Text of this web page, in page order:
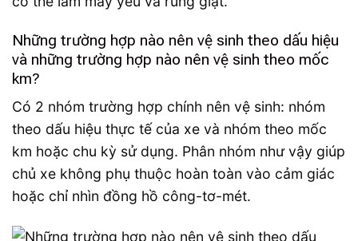
Những trường hợp nào nên vệ sinh theo dấu hiệu
và những trường hợp nào nên vệ sinh theo mốc
km?
Có 2 nhóm trường hợp chính nên vệ sinh: nhóm
theo dấu hiệu thực tế của xe và nhóm theo mốc
km hoặc chu kỳ sử dụng. Phân nhóm như vậy giúp
chủ xe không phụ thuộc hoàn toàn vào cảm giác
hoặc chỉ nhìn đồng hồ công-tơ-mét.